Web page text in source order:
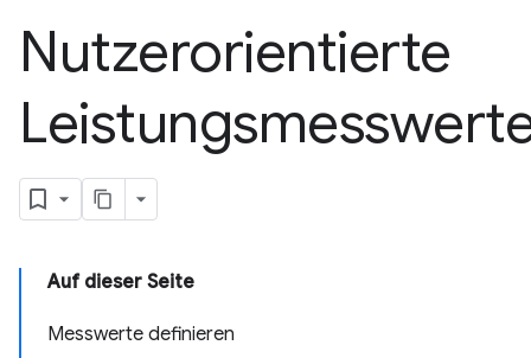
Nutzerorientierte
Auf dieser Seite
Messwerte definieren